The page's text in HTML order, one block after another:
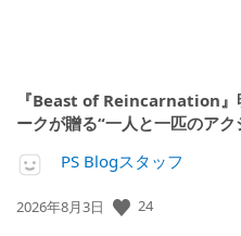
『Beast of Reincarnation』
ークが贈る“一人と一匹のアク
PS Blogスタッフ
公
2026年8月3日 24